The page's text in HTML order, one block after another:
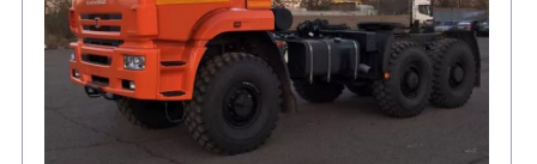
СЕДЕЛЬНЫЙ ТЯГАЧ КАМАЗ 65209